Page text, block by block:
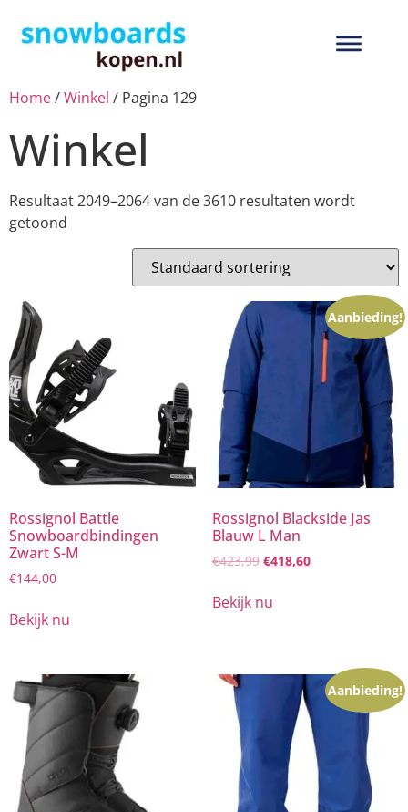
Home/Winkel / Pagina 129
Winkel
Resultaat 2049–2064 van de 3610 resultaten wordt
getoond
Rossignol Battle
Snowboardbindingen
Zwart S-M
€144,00
Bekijk nu
Aanbieding!
Rossignol Blackside Jas
Blauw L Man
€423,99 €418,60
Bekijk nu
Aanbieding!